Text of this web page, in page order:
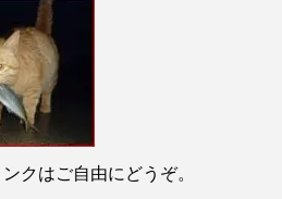
クはご自由にどうぞ。